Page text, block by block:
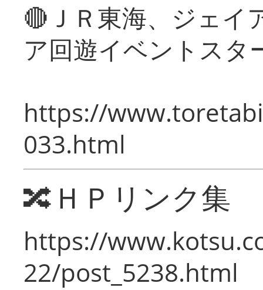
🔴ＪＲ東海、ジェイ
ア回遊イベントスタ
https://
033.html
🔀ＨＰリンク集
https://
22/post_5238.html